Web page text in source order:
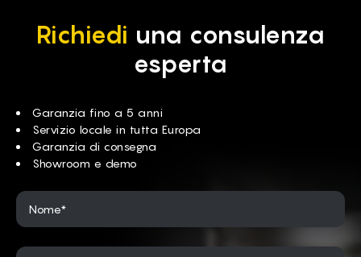
Richiedi una consulenza
esperta
Garanzia fino a 5 anni
Servizio locale in tutta Europa
Garanzia di consegna
Showroom e demo
Nome*